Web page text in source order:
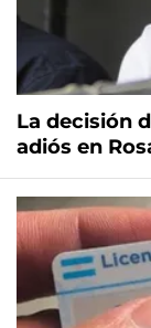
La decisión
adiós en